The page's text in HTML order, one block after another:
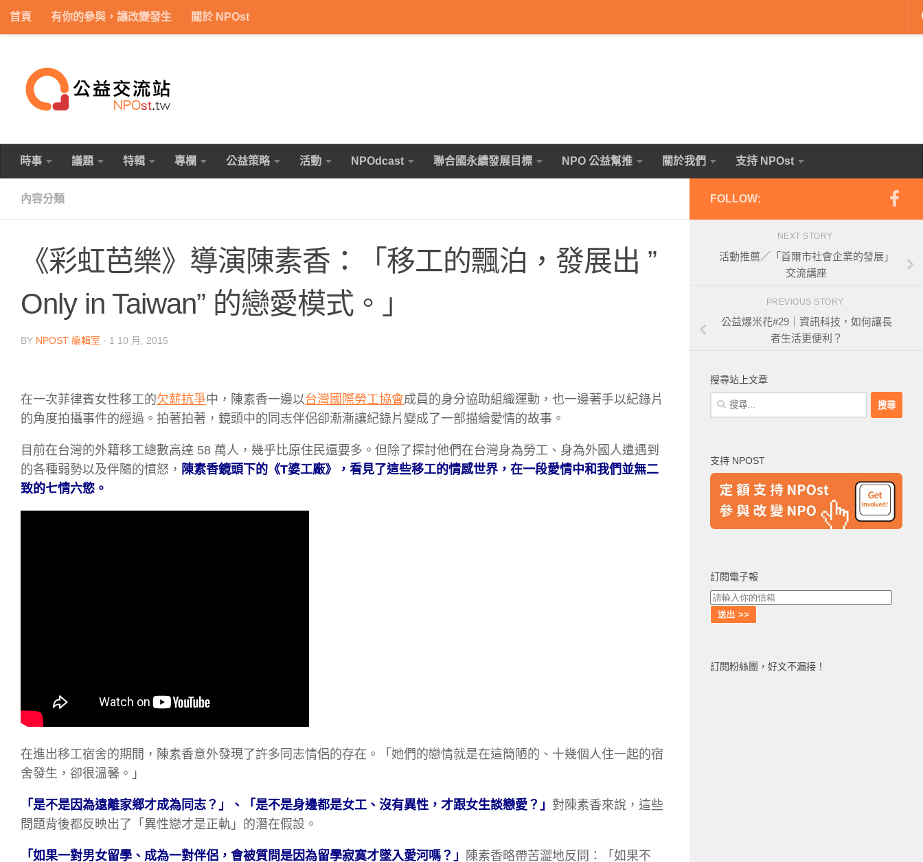
Skip to content
首頁 有你的參與，讓改變發生 關於 NPOst
時事 議題 特輯 專欄 公益策略 活動 NPOdcast 聯合國永續發展目標 NPO 公益幫推 關於我們 支持 NPOst
內容分類
《彩虹芭樂》導演陳素香：「移工的飄泊，發展出 ”
Only in Taiwan” 的戀愛模式。」
BY NPOST 編輯室 · 1 10 月, 2015
在一次菲律賓女性移工的欠薪抗爭中，陳素香一邊以 台灣國際勞工協會成員的身分協助組織運動，也一邊著手以紀錄片
的角度拍攝事件的經過。拍著拍著，鏡頭中的同志伴侶卻漸漸讓紀錄片變成了一部描繪愛情的故事。
目前在台灣的外籍移工總數高達 58 萬人，幾乎比原住民還要多。但除了探討他們在台灣身為勞工、身為外國人遭遇到
的各種弱勢以及伴隨的憤怒， 陳素香鏡頭下的《T婆工廠》，看見了這些移工的情感世界，在一段愛情中和我們並無二
致的七情六慾。
在進出移工宿舍的期間，陳素香意外發現了許多同志情侶的存在。「她們的戀情就是在這簡陋的、十幾個人住一起的宿
舍發生，卻很溫馨。」
「是不是因為遠離家鄉才成為同志？」、「是不是身邊都是女工、沒有異性，才跟女生談戀愛？」 對陳素香來說，這些
問題背後都反映出了「異性戀才是正軌」的潛在假設。
「如果一對男女留學、成為一對伴侶，會被質問是因為留學寂寞才墜入愛河嗎？」
陳素香略帶苦澀地反問：「如果不
FOLLOW:
NEXT STORY
活動推薦／「首爾市社會企業的發展」
交流講座
PREVIOUS STORY
公益爆米花#29｜資訊科技，如何讓長
者生活更便利？
搜尋站上文章
搜
尋
字:
支持 NPOST
訂閱電子報
訂閱粉絲團，好文不漏接！